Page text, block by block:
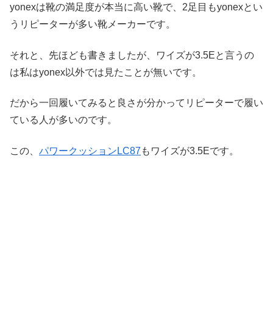
yonexは靴の満足度が本当に高い靴で、2足目もyonexとい
うリピーターが多い靴メーカーです。
それと、先ほども書きましたが、ワイズが3.5Eと言うの
は私はyonex以外では見たことが無いです。
だから一回履いてみると良さが分かってリピーターで履い
ている人が多いのです。
この、 パワークッションLC87 もワイズが3.5Eです。